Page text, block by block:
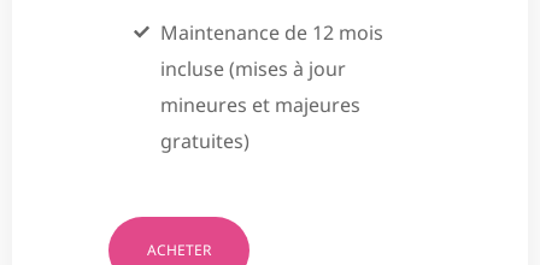
Maintenance de 12 mois
incluse (mises à jour
mineures et majeures
gratuites)
ACHETER